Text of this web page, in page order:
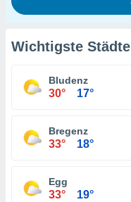
Wichtigste Städte
Bludenz
30° 17°
Bregenz
33° 18°
Egg
33° 19°